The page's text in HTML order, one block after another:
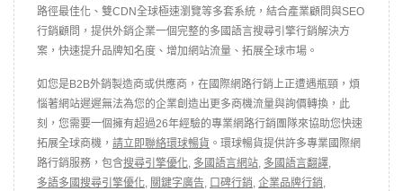
路徑最佳化、雙CDN全球極速瀏覽等多套系統，結合產業顧問與SEO
行銷顧問，提供外銷企業一個完整的多國語言搜尋引擎行銷解決方
案，快速提升品牌知名度、增加網站流量、拓展全球市場。
如您是B2B外銷製造商或供應商，在國際網路行銷上正遭遇瓶頸，煩
惱著網站遲遲無法為您的企業創造出更多商機流量與詢價轉換，此
刻，您需要一個擁有超過26年經驗的專業網路行銷團隊來協助您快速
拓展全球商機， 請立即聯絡環球暢貨 。環球暢貨提供許多專業國際網
路行銷服務，包含搜尋引擎優化, 多國語言網站, 多國語言翻譯,
多語多國搜尋引擎優化, 關鍵字廣告, 口碑行銷, 企業品牌行銷,